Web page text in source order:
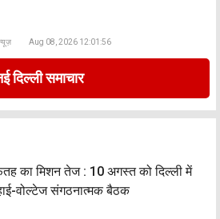
Aug 08, 2026 12:01:56
दिल्ली समाचार
का मिशन तेज : 10 अगस्त को दिल्ली में
वोल्टेज संगठनात्मक बैठक